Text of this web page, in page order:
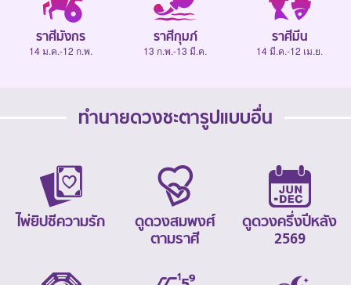
ราศีมังกร
14 ม.ค.-12 ก.พ.
ราศีกุมภ์
13 ก.พ.-13 มี.ค.
ราศีมีน
14 มี.ค.-12 เม.ย.
ทำนายดวงชะตารูปแบบอื่น
ไพ่ยิปซีความรัก
ดูดวงสมพงศ์
ตามราศี
ดูดวงครึ่งปีหลัง
2569